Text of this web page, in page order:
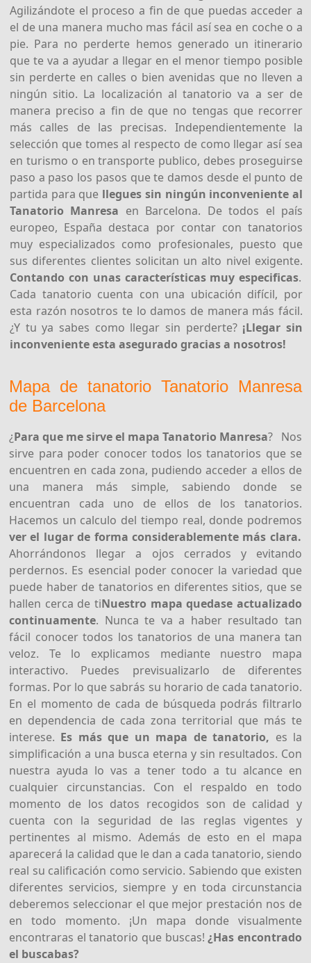
Agilizándote el proceso a fin de que puedas acceder a
el de una manera mucho mas fácil así sea en coche o a
pie. Para no perderte hemos generado un itinerario
que te va a ayudar a llegar en el menor tiempo posible
sin perderte en calles o bien avenidas que no lleven a
ningún sitio. La localización al tanatorio va a ser de
manera preciso a fin de que no tengas que recorrer
más calles de las precisas. Independientemente la
selección que tomes al respecto de como llegar así sea
en turismo o en transporte publico, debes proseguirse
paso a paso los pasos que te damos desde el punto de
partida para que llegues sin ningún inconveniente al
Tanatorio Manresa en Barcelona. De todos el país
europeo, España destaca por contar con tanatorios
muy especializados como profesionales, puesto que
sus diferentes clientes solicitan un alto nivel exigente.
Contando con unas características muy especificas.
Cada tanatorio cuenta con una ubicación difícil, por
esta razón nosotros te lo damos de manera más fácil.
¿Y tu ya sabes como llegar sin perderte? ¡Llegar sin
inconveniente esta asegurado gracias a nosotros!
Mapa de tanatorio Tanatorio Manresa
de Barcelona
¿Para que me sirve el mapa Tanatorio Manresa? Nos
sirve para poder conocer todos los tanatorios que se
encuentren en cada zona, pudiendo acceder a ellos de
una manera más simple, sabiendo donde se
encuentran cada uno de ellos de los tanatorios.
Hacemos un calculo del tiempo real, donde podremos
ver el lugar de forma considerablemente más clara.
Ahorrándonos llegar a ojos cerrados y evitando
perdernos. Es esencial poder conocer la variedad que
puede haber de tanatorios en diferentes sitios, que se
hallen cerca de tiNuestro mapa quedase actualizado
continuamente. Nunca te va a haber resultado tan
fácil conocer todos los tanatorios de una manera tan
veloz. Te lo explicamos mediante nuestro mapa
interactivo. Puedes previsualizarlo de diferentes
formas. Por lo que sabrás su horario de cada tanatorio.
En el momento de cada de búsqueda podrás filtrarlo
en dependencia de cada zona territorial que más te
interese. Es más que un mapa de tanatorio, es la
simplificación a una busca eterna y sin resultados. Con
nuestra ayuda lo vas a tener todo a tu alcance en
cualquier circunstancias. Con el respaldo en todo
momento de los datos recogidos son de calidad y
cuenta con la seguridad de las reglas vigentes y
pertinentes al mismo. Además de esto en el mapa
aparecerá la calidad que le dan a cada tanatorio, siendo
real su calificación como servicio. Sabiendo que existen
diferentes servicios, siempre y en toda circunstancia
deberemos seleccionar el que mejor prestación nos de
en todo momento. ¡Un mapa donde visualmente
encontraras el tanatorio que buscas!¿Has encontrado
el buscabas?